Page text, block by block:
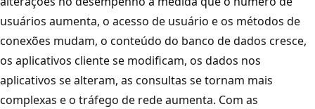
usuários aumenta, o acesso de usuário e os métodos de
conexões mudam, o conteúdo do banco de dados cresce,
os aplicativos cliente se modificam, os dados nos
aplicativos se alteram, as consultas se tornam mais
complexas e o tráfego de rede aumenta. Com as